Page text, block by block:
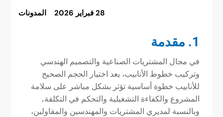
28 فبراير 2026 المدونات
1. مقدمة
في مجال المشتريات الصناعية والتصميم الهندسي
وتركيب خطوط الأنابيب، يعد اختيار الحجم الصحيح
للأنابيب خطوة أساسية تؤثر بشكل مباشر على سلامة
المشروع والكفاءة التشغيلية والتحكم في التكلفة.
وبالنسبة لمديري المشتريات والمهندسين والمقاولين،